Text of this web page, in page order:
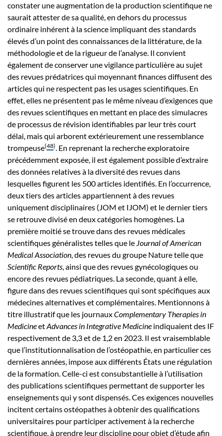
constater une augmentation de la production scientifique ne
saurait attester de sa qualité, en dehors du processus
ordinaire inhérent à la science impliquant des standards
élevés d’un point des connaissances de la littérature, de la
méthodologie et de la rigueur de l’analyse. Il convient
également de conserver une vigilance particulière au sujet
des revues prédatrices qui moyennant finances diffusent des
articles qui ne respectent pas les usages scientifiques. En
effet, elles ne présentent pas le même niveau d’exigences que
des revues scientifiques en mettant en place des simulacres
de processus de révision identifiables par leur très court
délai, mais qui arborent extérieurement une ressemblance
trompeuse(48). En reprenant la recherche exploratoire
précédemment exposée, il est également possible d’extraire
des données relatives à la diversité des revues dans
lesquelles figurent les 500 articles identifiés. En l’occurrence,
deux tiers des articles appartiennent à des revues
uniquement disciplinaires (JOM et IJOM) et le dernier tiers
se retrouve divisé en deux catégories homogènes. La
première moitié se trouve dans des revues médicales
scientifiques généralistes telles que le Journal of American
Medical Association, des revues du groupe Nature telle que
Scientific Reports, ainsi que des revues gynécologiques ou
encore des revues pédiatriques. La seconde, quant à elle,
figure dans des revues scientifiques qui sont spécifiques aux
médecines alternatives et complémentaires. Mentionnons à
titre illustratif que les journauxComplementary Therapies in
MedicineetAdvances in Integrative Medicine indiquaient des IF
respectivement de 3,3 et de 1,2 en 2023. Il est vraisemblable
que l’institutionnalisation de l’ostéopathie, en particulier ces
dernières années, impose aux différents États une régulation
de la formation. Celle-ci est consubstantielle à l’utilisation
des publications scientifiques permettant de supporter les
enseignements qui y sont dispensés. Ces exigences nouvelles
incitent certains ostéopathes à obtenir des qualifications
universitaires pour participer activement à la recherche
scientifique, à prendre leur discipline pour objet d’étude afin